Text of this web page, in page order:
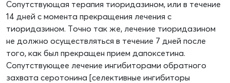
Сопутствующая терапия тиоридазином, или в течение
14 дней с момента прекращения лечения с
тиоридазином. Точно так же, лечение тиоридазином
не должно осуществляться в течение 7 дней после
того, как был прекращен прием дапоксетина.
Сопутствующее лечение ингибиторами обратного
захвата серотонина [селективные ингибиторы